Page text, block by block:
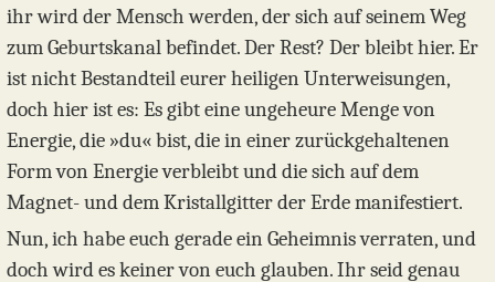
ihr wird der Mensch werden, der sich auf seinem Weg
zum Geburtskanal befindet. Der Rest? Der bleibt hier. Er
ist nicht Bestandteil eurer heiligen Unterweisungen,
doch hier ist es: Es gibt eine ungeheure Menge von
Energie, die »du« bist, die in einer zurückgehaltenen
Form von Energie verbleibt und die sich auf dem
Magnet- und dem Kristallgitter der Erde manifestiert.
Nun, ich habe euch gerade ein Geheimnis verraten, und
doch wird es keiner von euch glauben. Ihr seid genau